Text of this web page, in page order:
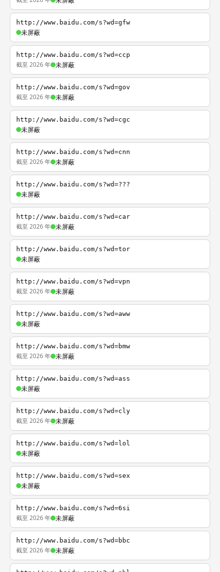
http://www.baidu.com/s?wd=gfw
未屏蔽
http://www.baidu.com/s?wd=ccp
截至 2026 年 未屏蔽
http://www.baidu.com/s?wd=gov
截至 2026 年 未屏蔽
http://www.baidu.com/s?wd=cgc
未屏蔽
http://www.baidu.com/s?wd=cnn
截至 2026 年 未屏蔽
http://www.baidu.com/s?wd=???
未屏蔽
http://www.baidu.com/s?wd=car
截至 2026 年 未屏蔽
http://www.baidu.com/s?wd=tor
未屏蔽
http://www.baidu.com/s?wd=vpn
截至 2026 年 未屏蔽
http://www.baidu.com/s?wd=aww
未屏蔽
http://www.baidu.com/s?wd=bmw
截至 2026 年 未屏蔽
http://www.baidu.com/s?wd=ass
未屏蔽
http://www.baidu.com/s?wd=cly
截至 2026 年 未屏蔽
http://www.baidu.com/s?wd=lol
未屏蔽
http://www.baidu.com/s?wd=sex
未屏蔽
http://www.baidu.com/s?wd=6si
截至 2026 年 未屏蔽
http://www.baidu.com/s?wd=bbc
截至 2026 年 未屏蔽